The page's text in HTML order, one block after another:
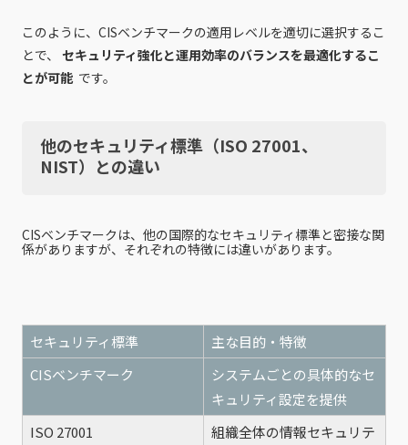
このように、CISベンチマークの適用レベルを適切に選択するこ
とで、 セキュリティ強化と運用効率のバランスを最適化するこ
とが可能 です。
他のセキュリティ標準（ISO 27001、
NIST）との違い
CISベンチマークは、他の国際的なセキュリティ標準と密接な関
係がありますが、それぞれの特徴には違いがあります。
セキュリティ標準
主な目的・特徴
CISベンチマーク
システムごとの具体的なセ
キュリティ設定を提供
ISO 27001
組織全体の情報セキュリテ